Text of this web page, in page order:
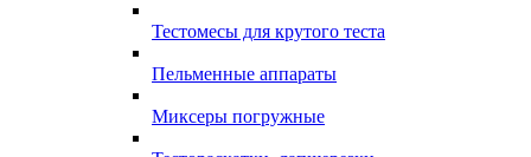
Тестомесы для крутого теста
Пельменные аппараты
Миксеры погружные